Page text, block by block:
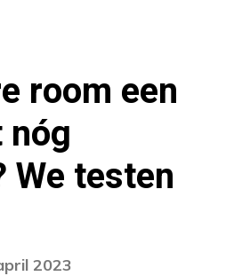
room een
We testen
2023